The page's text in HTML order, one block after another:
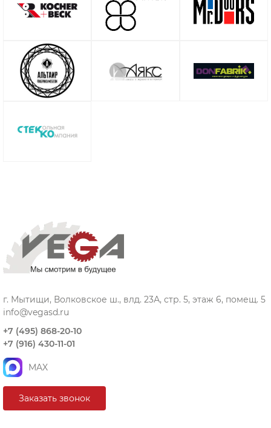
г. Мытищи, Волковское ш., влд. 23А, стр. 5, этаж 6, помещ. 5
info@vegasd.ru
+7 (495) 868-20-10
+7 (916) 430-11-01
MAX
Заказать звонок